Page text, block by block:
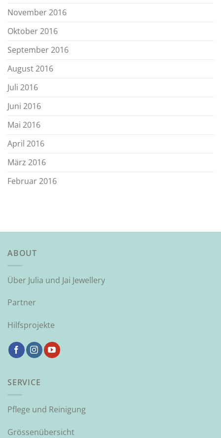
November 2016
Oktober 2016
September 2016
August 2016
Juli 2016
Juni 2016
Mai 2016
April 2016
März 2016
Februar 2016
ABOUT
Über Julia und Jai Jewellery
Partner
Hilfsprojekte
SERVICE
Pflege und Reinigung
Grössenübersicht